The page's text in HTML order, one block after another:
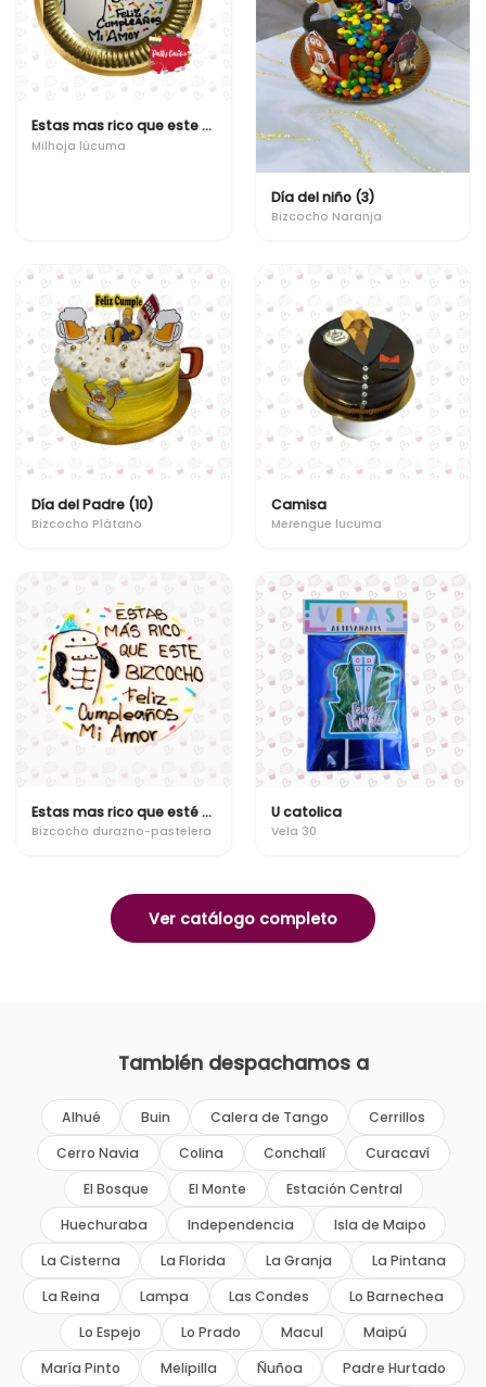
Estas mas rico que este bizcocho
Milhoja lúcuma
Día del niño (3)
Bizcocho Naranja
Día del Padre (10)
Bizcocho Plátano
Camisa
Merengue lucuma
Estas mas rico que esté bizcocho!
Bizcocho durazno-pastelera
U catolica
Vela 30
Ver catálogo completo
También despachamos a
Alhué Buin Calera de Tango
Cerrillos
Cerro Navia
Colina Conchalí
Curacaví
El Bosque
El Monte
Estación Central
Huechuraba
Independencia
Isla de Maipo
La Cisterna
La Florida La Granja
La Pintana
La Reina
Lampa Las Condes
Lo Barnechea
Lo Espejo
Lo Prado Macul
Maipú
María Pinto
Melipilla Ñuñoa Padre Hurtado